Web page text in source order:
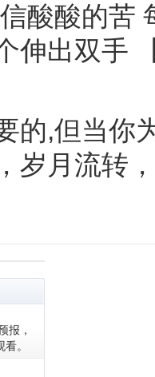
酸酸的苦
伸出双手
的,但当你
岁月流转
报，
。